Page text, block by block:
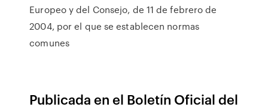
Europeo y del Consejo, de 11 de febrero de
2004, por el que se establecen normas
comunes
Publicada en el Boletín Oficial del